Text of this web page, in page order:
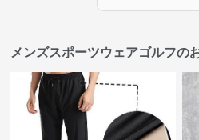
メンズスポーツウェアゴルフの